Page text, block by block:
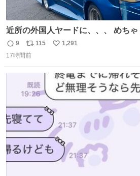
近所の外国人ヤードに、、、 めち
てました😭 外装ぼろぼろだし、、
し、、 可哀想に😢😢 今まで数十年
返
信
9
リ
ポ
ト
数
115
い
数
1,291
17時間前